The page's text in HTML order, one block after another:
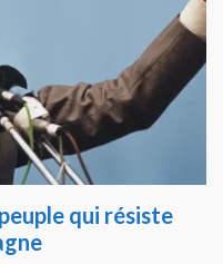
qui résiste